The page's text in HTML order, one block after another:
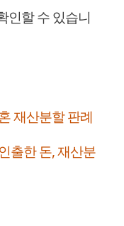
인할 수 있습니
재산분할 판례
출한 돈, 재산분